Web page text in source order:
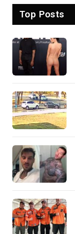
Top Posts